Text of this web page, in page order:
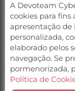
A Devoteam
cookies para fins
apresentação
personalizada,
elaborado pelos
navegação. Se
pormenorizada,
Política de